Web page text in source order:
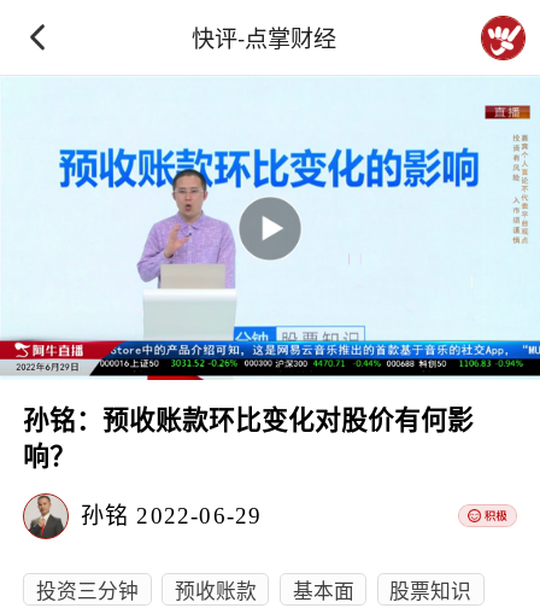
快评-点掌财经
孙铭：预收账款环比变化对股价有何影
响？
孙铭 2022-06-29
投资三分钟 预收账款 基本面
股票知识